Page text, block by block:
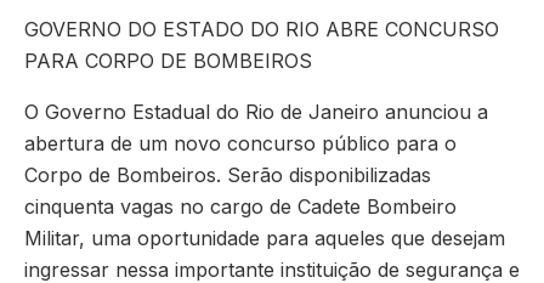
GOVERNO DO ESTADO DO RIO ABRE CONCURSO
PARA CORPO DE BOMBEIROS
O Governo Estadual do Rio de Janeiro anunciou a
abertura de um novo concurso público para o
Corpo de Bombeiros. Serão disponibilizadas
cinquenta vagas no cargo de Cadete Bombeiro
Militar, uma oportunidade para aqueles que desejam
ingressar nessa importante instituição de segurança e